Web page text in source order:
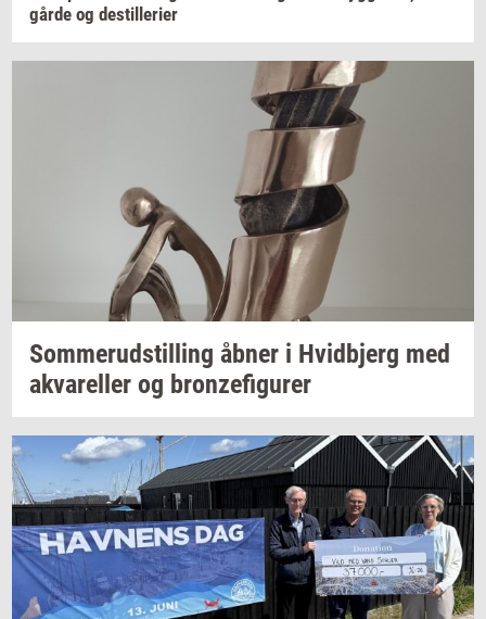
går­de og destil­le­ri­er
Som­mer­ud­stil­ling åbner i Hvid­b­jerg med
akva­rel­ler og bron­ze­fi­gu­rer